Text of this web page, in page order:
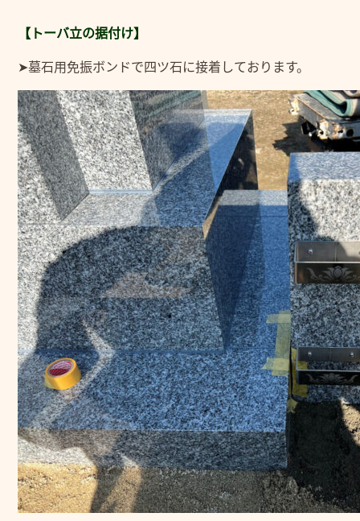
【トーバ立の据付け】
➤墓石用免振ボンドで四ツ石に接着しております。